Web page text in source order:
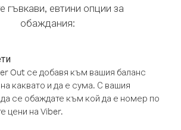
гъвкави, евтини опции за
обаждания:
Out се добавя към вашия баланс
каквато и да е сума. С вашия
се обаждате към кой да е номер по
цени на Viber.